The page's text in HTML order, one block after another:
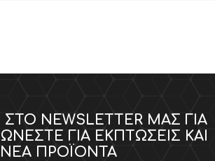
NEWSLETTER ΜΑΣ ΓΙΑ
ΓΙΑ ΕΚΠΤΏΣΕΙΣ ΚΑΙ
ΝΈΑ ΠΡΟΪΌΝΤΑ